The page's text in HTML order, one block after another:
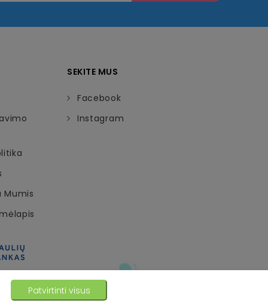
Mumis
SEKITE MUS
Facebook
Instagram
Patvirtinti visus